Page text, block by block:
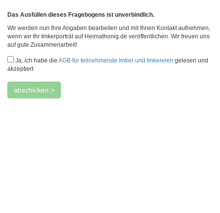
Das Ausfüllen dieses Fragebogens ist unverbindlich.
Wir werden nun Ihre Angaben bearbeiten und mit Ihnen Kontakt aufnehmen,
wenn wir Ihr Imkerporträt auf Heimathonig.de veröffentlichen. Wir freuen uns
auf gute Zusammenarbeit!
Ja, ich habe die AGB für teilnehmende Imker und Imkereien gelesen und
akzeptiert